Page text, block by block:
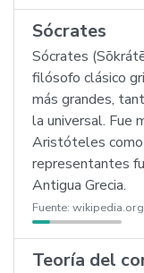
Sócrates
Sócrates
filósofo clásico
más grandes,
la universal. Fue
Aristóteles
representantes
Antigua Grecia.
Fuente: wikipedia.org
Teoría del